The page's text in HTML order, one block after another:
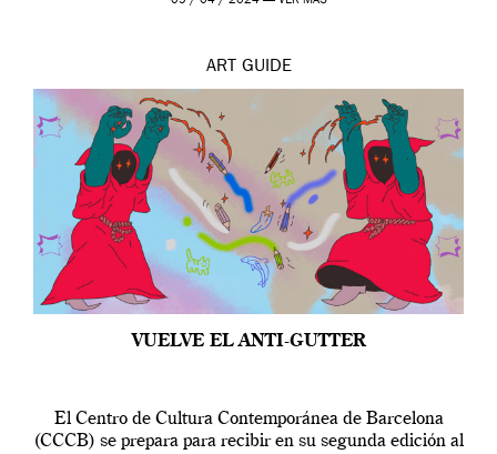
ART GUIDE
VUELVE EL ANTI-GUTTER
El Centro de Cultura Contemporánea de Barcelona
(CCCB) se prepara para recibir en su segunda edición al